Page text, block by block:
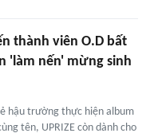
thành viên O.D bất
'làm nến' mừng sinh
hậu trường thực hiện album
tên, UPRIZE còn dành cho